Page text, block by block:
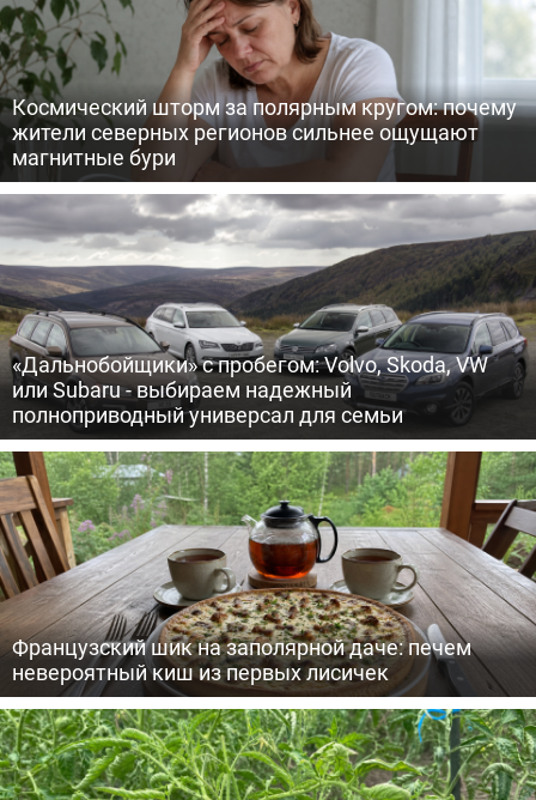
Космический шторм за полярным кругом: почему
жители северных регионов сильнее ощущают
магнитные бури
«Дальнобойщики» с пробегом: Volvo, Skoda, VW
или Subaru - выбираем надежный
полноприводный универсал для семьи
Французский шик на заполярной даче: печем
невероятный киш из первых лисичек